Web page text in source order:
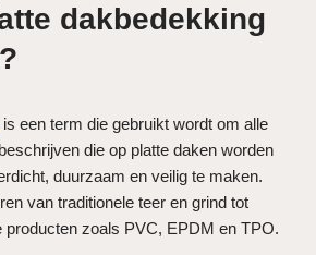
dakbedekking
is een term die gebruikt wordt om alle
die op platte daken worden
duurzaam en veilig te maken.
van traditionele teer en grind tot
producten zoals PVC, EPDM en TPO.